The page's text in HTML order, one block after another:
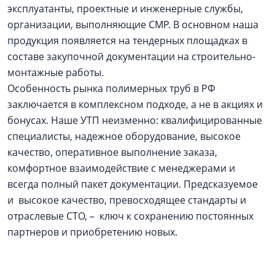
эксплуатанты, проектные и инженерные службы,
организации, выполняющие СМР. В основном наша
продукция появляется на тендерных площадках в
составе закупочной документации на строительно-
монтажные работы.
Особенность рынка полимерных труб в РФ
заключается в комплексном подходе, а не в акциях и
бонусах. Наше УТП неизменно: квалифицированные
специалисты, надежное оборудование, высокое
качество, оперативное выполнение заказа,
комфортное взаимодействие с менеджерами и
всегда полный пакет документации. Предсказуемое
и высокое качество, превосходящее стандарты и
отраслевые СТО, – ключ к сохранению постоянных
партнеров и приобретению новых.